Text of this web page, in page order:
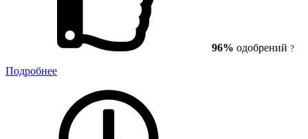
96% одобрений ?
Подробнее